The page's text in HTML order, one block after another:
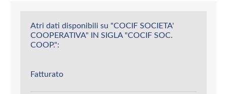
Atri dati disponibili su "COCIF SOCIETA'
COOPERATIVA" IN SIGLA "COCIF SOC.
COOP.":
Fatturato